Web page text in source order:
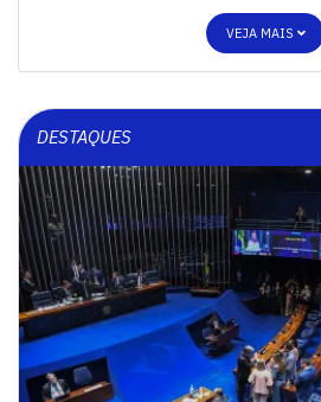
VEJA MAIS
DESTAQUES